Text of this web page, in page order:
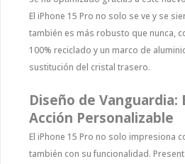
El iPhone 15 Pro no solo se ve y se
también es más robusto que nunca,
100% reciclado y un marco de
sustitución del cristal trasero.
Diseño de Vanguardia:
Acción Personalizable
El iPhone 15 Pro no solo impresiona
también con su funcionalidad.